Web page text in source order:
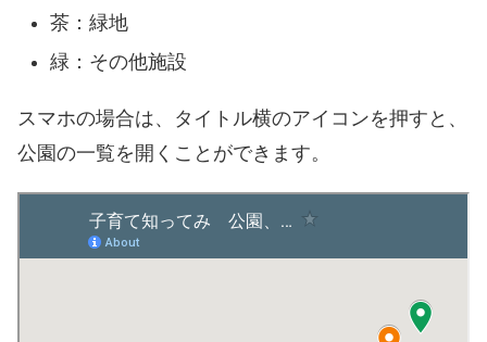
茶：緑地
緑：その他施設
スマホの場合は、タイトル横のアイコンを押すと、
公園の一覧を開くことができます。